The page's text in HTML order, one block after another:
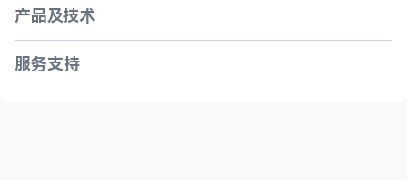
产品及技术
服务支持